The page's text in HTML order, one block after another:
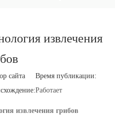
извлечения
сайта Время публикации:
Работает
извлечения грибов